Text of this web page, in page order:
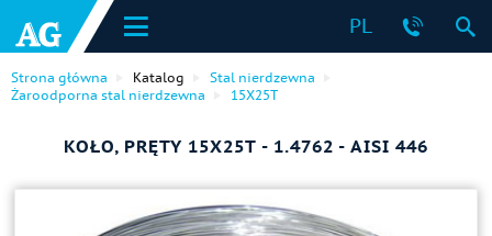
PL
Strona główna Katalog
Stal nierdzewna
Żaroodporna stal nierdzewna
15Х25Т
KOŁO, PRĘTY 15Х25Т - 1.4762 - AISI 446